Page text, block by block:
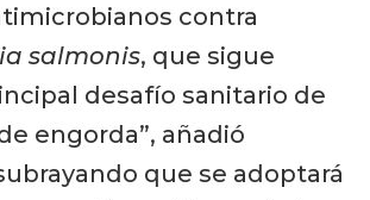
contra
salmonis, que sigue
desafío sanitario de
engorda”, añadió
que se adoptará